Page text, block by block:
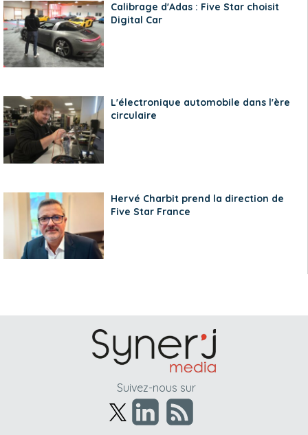
Calibrage d'Adas : Five Star choisit
Digital Car
L'électronique automobile dans l'ère
circulaire
Hervé Charbit prend la direction de
Five Star France
Suivez-nous sur